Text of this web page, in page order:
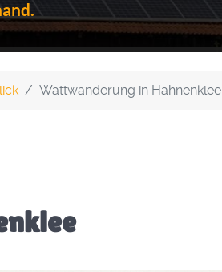
Wattwanderung in Hahnenklee